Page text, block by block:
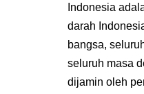
Indonesia
darah
bangsa,
seluruh masa
dijamin oleh